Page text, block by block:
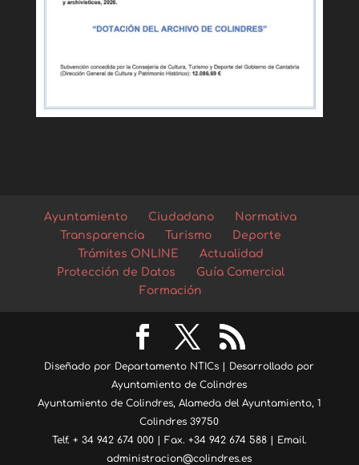
Ayuntamiento Ciudadano
Normativa
Transparencia
Turismo
Deporte
Trámites ONLINE
Actualidad
Protección de Datos
Guía Comercial
Formación
Diseñado por Departamento NTICs | Desarrollado por
Ayuntamiento de Colindres
Ayuntamiento de Colindres, Alameda del Ayuntamiento, 1
Colindres 39750
Telf. + 34 942 674 000 | Fax. +34 942 674 588 | Email.
administracion@colindres.es